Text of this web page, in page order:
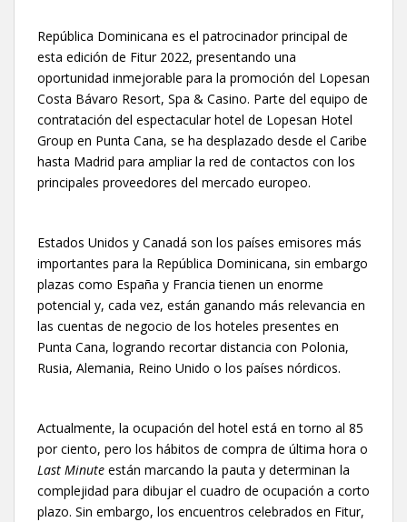
República Dominicana es el patrocinador principal de
esta edición de Fitur 2022, presentando una
oportunidad inmejorable para la promoción del Lopesan
Costa Bávaro Resort, Spa & Casino. Parte del equipo de
contratación del espectacular hotel de Lopesan Hotel
Group en Punta Cana, se ha desplazado desde el Caribe
hasta Madrid para ampliar la red de contactos con los
principales proveedores del mercado europeo.
Estados Unidos y Canadá son los países emisores más
importantes para la República Dominicana, sin embargo
plazas como España y Francia tienen un enorme
potencial y, cada vez, están ganando más relevancia en
las cuentas de negocio de los hoteles presentes en
Punta Cana, logrando recortar distancia con Polonia,
Rusia, Alemania, Reino Unido o los países nórdicos.
Actualmente, la ocupación del hotel está en torno al 85
por ciento, pero los hábitos de compra de última hora o
Last Minute están marcando la pauta y determinan la
complejidad para dibujar el cuadro de ocupación a corto
plazo. Sin embargo, los encuentros celebrados en Fitur,